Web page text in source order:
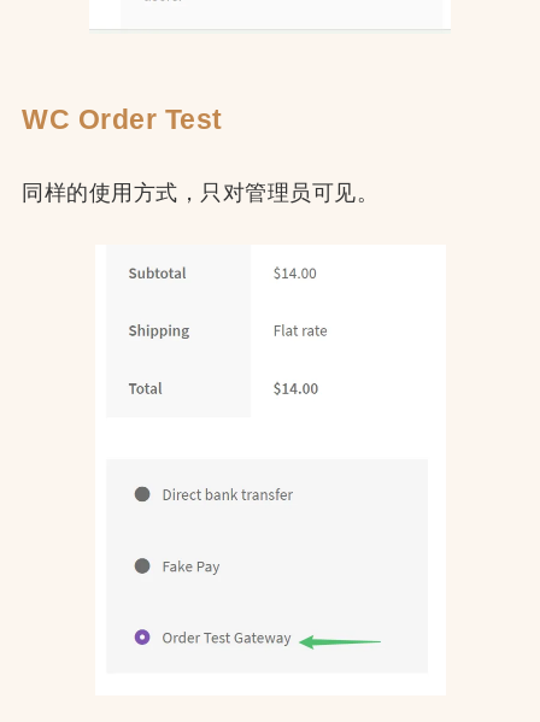
WC Order Test
同样的使用方式，只对管理员可见。